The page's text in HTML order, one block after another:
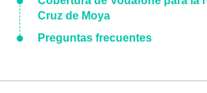
Cruz de Moya
Preguntas frecuentes